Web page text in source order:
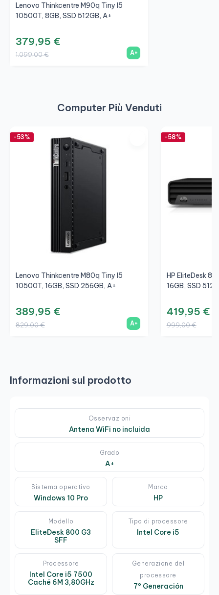
Lenovo Thinkcentre M90q Tiny I5
10500T, 8GB, SSD 512GB, A+
379,95 €
1.099,00 € A+
Computer Più Venduti
-53%
Lenovo Thinkcentre M80q Tiny I5
10500T, 16GB, SSD 256GB, A+
389,95 €
829,00 € A+
-58%
HP EliteDesk
16GB, SSD
419,95 €
999,00 €
Informazioni sul prodotto
Osservazioni
Antena WiFi no incluida
Grado
A+
Sistema operativo
Windows 10 Pro
Marca
HP
Modello
EliteDesk 800 G3
SFF
Tipo di processore
Intel Core i5
Processore
Intel Core i5 7500
Caché 6M 3,80GHz
Generazione del
processore
7º Generación